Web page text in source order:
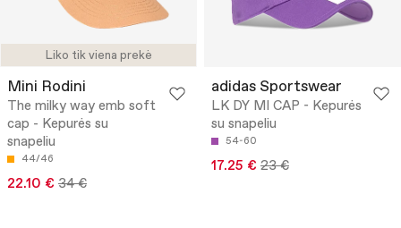
Liko tik viena prekė
Mini Rodini
The milky way emb soft
cap - Kepurės su
snapeliu
44/46
22.10 € 34 €
adidas Sportswear
LK DY MI CAP - Kepurės
su snapeliu
54-60
17.25 € 23 €